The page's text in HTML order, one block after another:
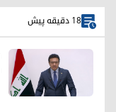
18 دقیقه پیش